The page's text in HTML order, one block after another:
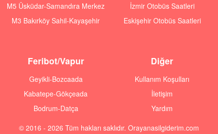
M5 Üsküdar-Samandıra Merkez
M3 Bakırköy Sahil-Kayaşehir
İzmir Otobüs Saatleri
Eskişehir Otobüs Saatleri
Feribot/Vapur
Geyikli-Bozcaada
Kabatepe-Gökçeada
Bodrum-Datça
Diğer
Kullanım Koşulları
İletişim
Yardım
© 2016 - 2026 Tüm hakları saklıdır. Orayanasilgiderim.com